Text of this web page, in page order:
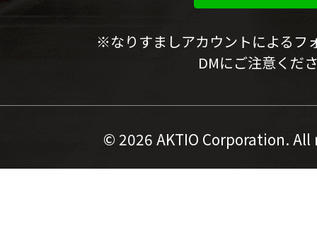
※なりすましアカウントによるフ
DMにご注意くだ
© 2026 AKTIO Corporation.